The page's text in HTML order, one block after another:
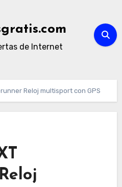
de Internet
Reloj multisport con GPS